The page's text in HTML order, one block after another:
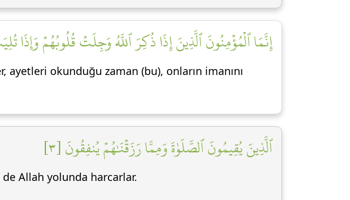
إِنَّمَا ٱلۡمُؤۡمِنُونَ ٱلَّذِينَ إِذَا ذُكِرَ ٱللَّهُ وَجِلَتۡ قُلُوبُهُمۡ وَإِذَا
okunduğu zaman (bu), onların imanını
ٱلَّذِينَ يُقِيمُونَ ٱلصَّلَوٰةَ وَمِمَّا رَزَقۡنَٰهُمۡ يُنفِقُونَ [٣]
Allah yolunda harcarlar.